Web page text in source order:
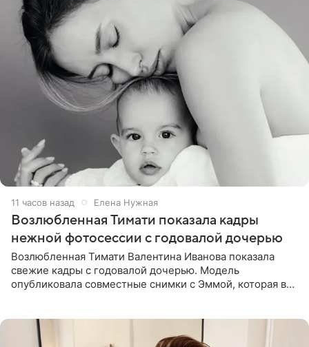
11 часов назад Елена Нужная
Возлюбленная Тимати показала кадры
нежной фотосессии с годовалой дочерью
Возлюбленная Тимати Валентина Иванова показала
свежие кадры с годовалой дочерью. Модель
опубликовала совместные снимки с Эммой, которая в